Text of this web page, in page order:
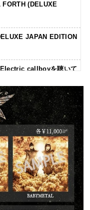
FORTH (DELUXE
JAPAN EDITION
callboyを聴いて
グッズ販売決定
のパネル展が開催中